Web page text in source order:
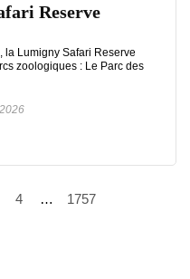
Reserve
la Lumigny Safari Reserve
zoologiques : Le Parc des
4 … 1757